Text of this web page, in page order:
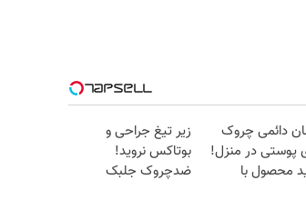
دائمی چروک
پوستی در منزل!
محصول با
زیر تیغ جراحی و
بوتاکس نروید!
ضدچروک جلبک